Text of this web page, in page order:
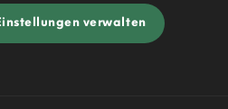
verwalten